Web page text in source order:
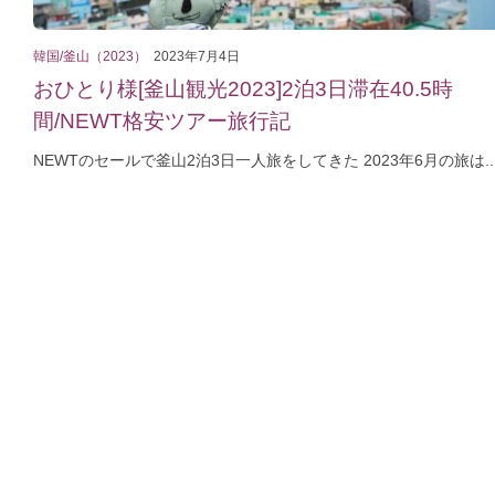
韓国/釜山（2023） 2023年7月4日
おひとり様[釜山観光2023]2泊3日滞在40.5時
間/NEWT格安ツアー旅行記
NEWTのセールで釜山2泊3日一人旅をしてきた 2023年6月の旅は